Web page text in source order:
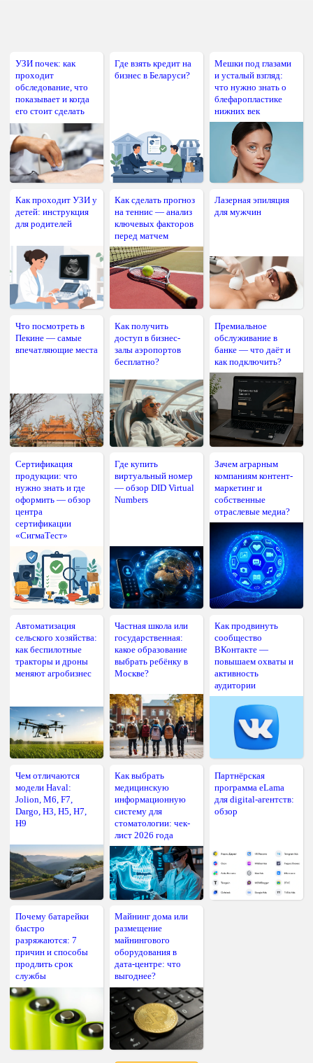
УЗИ почек: как
проходит
обследование, что
показывает и когда
его стоит сделать
Где взять кредит на
бизнес в Беларуси?
Мешки под глазами
и усталый взгляд:
что нужно знать о
блефаропластике
нижних век
Как проходит УЗИ у
детей: инструкция
для родителей
Как сделать прогноз
на теннис — анализ
ключевых факторов
перед матчем
Лазерная эпиляция
для мужчин
Что посмотреть в
Пекине — самые
впечатляющие места
Как получить
доступ в бизнес-
залы аэропортов
бесплатно?
Премиальное
обслуживание в
банке — что даёт и
как подключить?
Сертификация
продукции: что
нужно знать и где
оформить — обзор
центра
сертификации
«СигмаТест»
Где купить
виртуальный номер
— обзор DID Virtual
Numbers
Зачем аграрным
компаниям контент-
маркетинг и
собственные
отраслевые медиа?
Автоматизация
сельского хозяйства:
как беспилотные
тракторы и дроны
меняют агробизнес
Частная школа или
государственная:
какое образование
выбрать ребёнку в
Москве?
Как продвинуть
сообщество
ВКонтакте —
повышаем охваты и
активность
аудитории
Чем отличаются
модели Haval:
Jolion, M6, F7,
Dargo, H3, H5, H7,
H9
Как выбрать
медицинскую
информационную
систему для
стоматологии: чек-
лист 2026 года
Партнёрская
программа eLama
для digital-агентств:
обзор
Почему батарейки
быстро
разряжаются: 7
причин и способы
продлить срок
службы
Майнинг дома или
размещение
майнингового
оборудования в
дата-центре: что
выгоднее?